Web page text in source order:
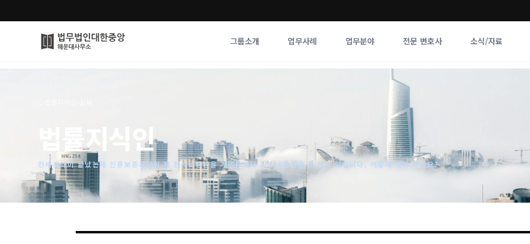
그룹소개 업무사례 업무분야 전문 변호사 소식/자료
사례분석/최신동향
법률정보
법률지식인
고객후기
법률지식인
전세계약이 끝났는데 신용보증재단이 제 전세보증금을 가압류해서 2,300만원을 못 받고 있습니다, 어떻게 해야 하나요?